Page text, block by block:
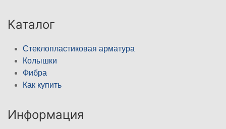
Каталог
Стеклопластиковая арматура
Колышки
Фибра
Как купить
Информация